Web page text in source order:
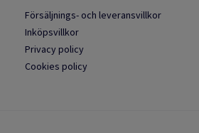
Försäljnings- och leveransvillkor
Inköpsvillkor
Privacy policy
Cookies policy